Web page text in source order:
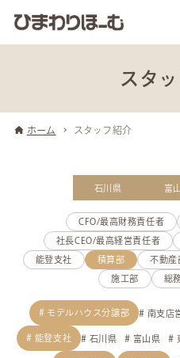
スタ
ホーム スタッフ紹介
石川県 富
CFO/最高財務責任者
社長CEO/最高経営責任者
能登支社 積算部 不動産
施工部 総
モデルハウス分譲部 南支店
能登支社 石川県 富山県